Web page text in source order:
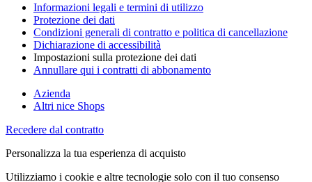
Informazioni legali e termini di utilizzo
Protezione dei dati
Condizioni generali di contratto e politica di cancellazione
Dichiarazione di accessibilità
Impostazioni sulla protezione dei dati
Annullare qui i contratti di abbonamento
Azienda
Altri nice Shops
Recedere dal contratto
Personalizza la tua esperienza di acquisto
Utilizziamo i cookie e altre tecnologie solo con il tuo consenso